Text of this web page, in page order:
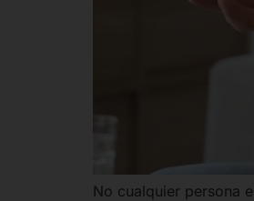
No cualquier persona